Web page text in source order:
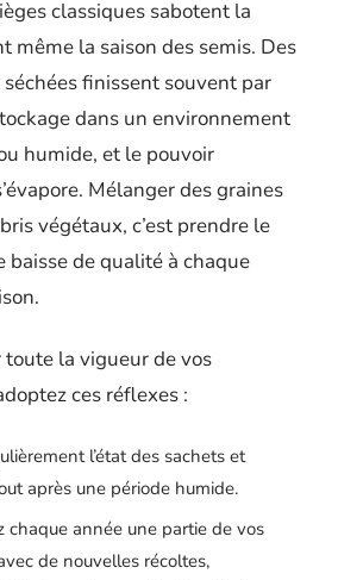
classiques sabotent la
même la saison des semis. Des
finissent souvent par
dans un environnement
humide, et le pouvoir
Mélanger des graines
végétaux, c’est prendre le
baisse de qualité à chaque
toute la vigueur de vos
ces réflexes :
l’état des sachets et
après une période humide.
chaque année une partie de vos
de nouvelles récoltes,